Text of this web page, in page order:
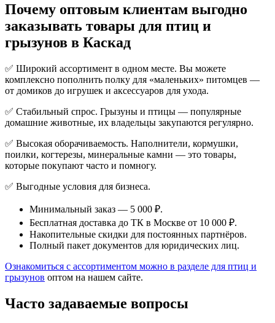
Почему оптовым клиентам выгодно
заказывать товары для птиц и
грызунов в Каскад
✅ Широкий ассортимент в одном месте. Вы можете
комплексно пополнить полку для «маленьких» питомцев —
от домиков до игрушек и аксессуаров для ухода.
✅ Стабильный спрос. Грызуны и птицы — популярные
домашние животные, их владельцы закупаются регулярно.
✅ Высокая оборачиваемость. Наполнители, кормушки,
поилки, когтерезы, минеральные камни — это товары,
которые покупают часто и помногу.
✅ Выгодные условия для бизнеса.
Минимальный заказ — 5 000 ₽.
Бесплатная доставка до ТК в Москве от 10 000 ₽.
Накопительные скидки для постоянных партнёров.
Полный пакет документов для юридических лиц.
Ознакомиться с ассортиментом можно в разделе для птиц и
грызунов оптом на нашем сайте.
Часто задаваемые вопросы